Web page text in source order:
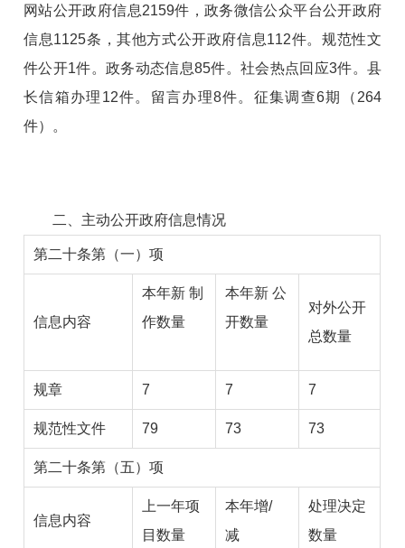
网站公开政府信息2159件，政务微信公众平台公开政府
信息1125条，其他方式公开政府信息112件。规范性文
件公开1件。政务动态信息85件。社会热点回应3件。县
长信箱办理12件。留言办理8件。征集调查6期（264
件）。
二、主动公开政府信息情况
第二十条第（一）项
信息内容
本年新 制
作数量
本年新 公
开数量
对外公开
总数量
规章 7 7 7
规范性文件 79 73 73
第二十条第（五）项
信息内容
上一年项
目数量
本年增/
减
处理决定
数量